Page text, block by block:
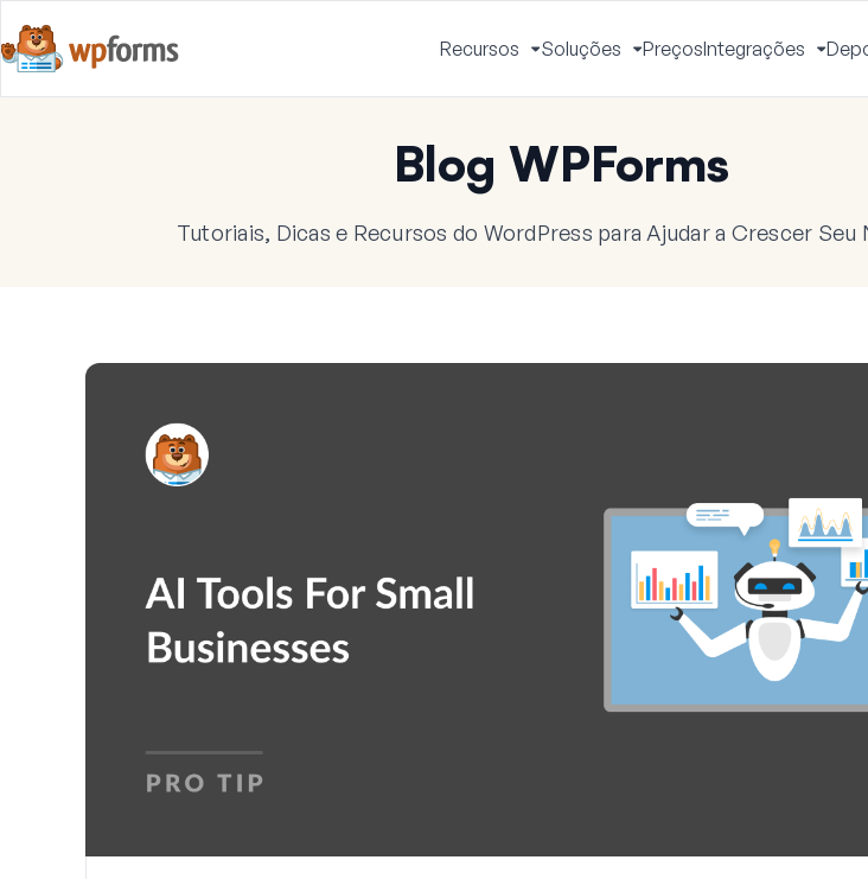
Recursos
Alternar
Menu
Soluções
Alternar
Menu
PreçosIntegrações
Blog WPForms
Tutoriais, Dicas e Recursos do WordPress para Ajudar a Crescer Seu